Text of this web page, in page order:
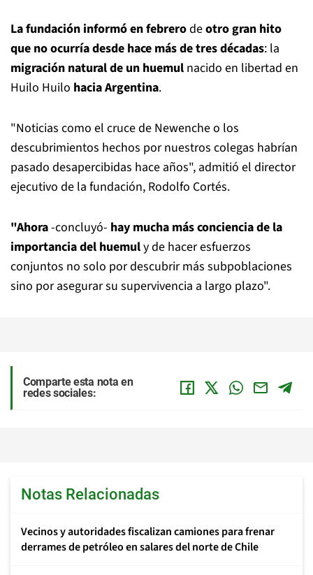
La fundación informó en febrerodeotro gran hito
que no ocurría desde hace más de tres décadas: la
migración natural de un huemul nacido en libertad en
Huilo Huilo hacia Argentina.
"Noticias como el cruce de Newenche o los
descubrimientos hechos por nuestros colegas habrían
pasado desapercibidas hace años", admitió el director
ejecutivo de la fundación, Rodolfo Cortés.
"Ahora-concluyó- hay mucha más conciencia de la
importancia del huemuly de hacer esfuerzos
conjuntos no solo por descubrir más subpoblaciones
sino por asegurar su supervivencia a largo plazo".
Comparte esta nota en
redes sociales:
Notas Relacionadas
Vecinos y autoridades fiscalizan camiones para frenar
derrames de petróleo en salares del norte de Chile